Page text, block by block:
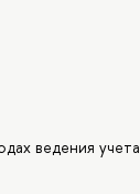
ведения учета